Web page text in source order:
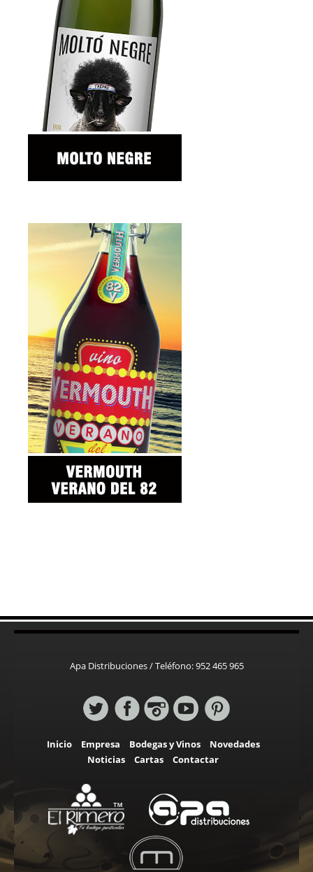
Apa Distribuciones / Teléfono: 952 465 965
Inicio Empresa Bodegas y Vinos
Novedades
Noticias
Cartas Contactar